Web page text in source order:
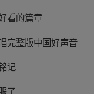
看的篇章
完整版中国好声音
记
了